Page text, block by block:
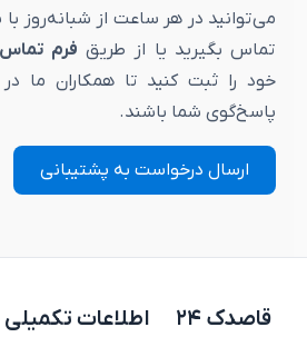
می‌توانید در هر ساعت از شبانه‌روز با
تماس بگیرید یا از طریق فرم تماس
خود را ثبت کنید تا همکاران ما در
پاسخ‌گوی شما باشند.
ارسال درخواست به پشتیبانی
قاصدک ۲۴ اطلاعات تکمیلی